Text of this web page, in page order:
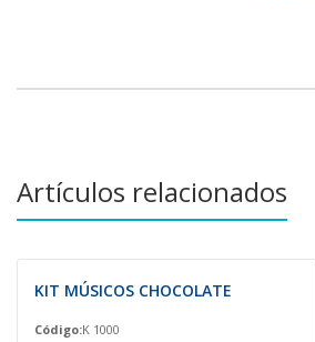
Artículos relacionados
KIT MÚSICOS CHOCOLATE
Código:K 1000